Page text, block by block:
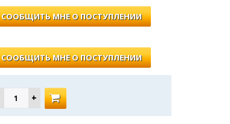
СООБЩИТЬ МНЕ О ПОСТУПЛЕНИИ
СООБЩИТЬ МНЕ О ПОСТУПЛЕНИИ